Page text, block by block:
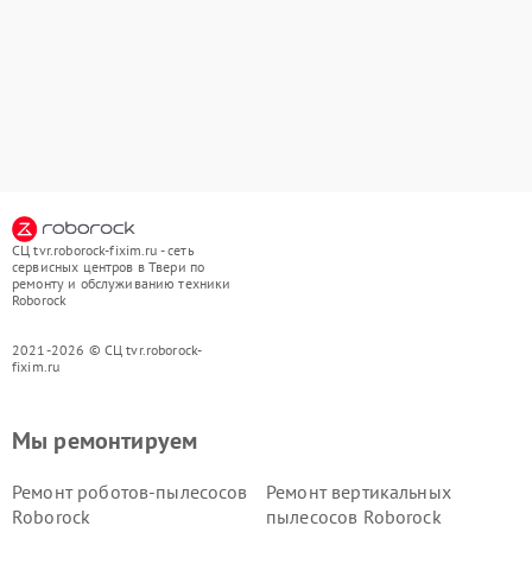
СЦ tvr.roborock-fixim.ru - сеть
сервисных центров в Твери по
ремонту и обслуживанию техники
Roborock
2021-2026 © СЦ tvr.roborock-
fixim.ru
Мы ремонтируем
Ремонт роботов-пылесосов
Roborock
Ремонт вертикальных
пылесосов Roborock